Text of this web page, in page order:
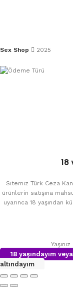
Sex Shop 2025
18
Sitemiz Türk Ceza
ürünlerin satışına
uyarınca 18 yaşından
18 yaşındayım
altındayım